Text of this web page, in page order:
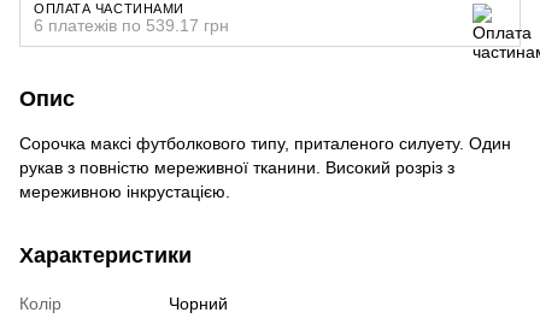
ОПЛАТА ЧАСТИНАМИ
6 платежів по 539.17 грн
Опис
Сорочка максі футболкового типу, приталеного силуету. Один
рукав з повністю мереживної тканини. Високий розріз з
мереживною інкрустацією.
Характеристики
Колір
Чорний